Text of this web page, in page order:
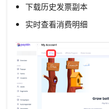
下载历史发票副本
实时查看消费明细